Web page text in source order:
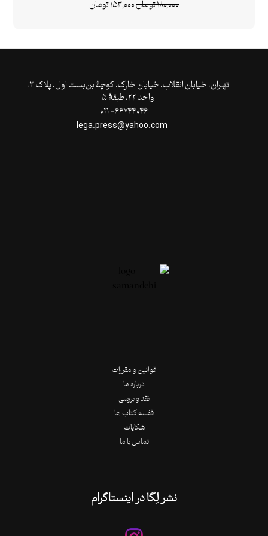
۱۸۰,۰۰۰تومان۱۵۳,۰۰۰تومان
تهـران،‌ خیابان انقلاب، خیابان خارک، کوچۀ بن‌بست اول، پلاک ۳،
واحد ۲۲، طبقۀ ۵
قوانین و مقررات
درباره ما
نقد و بررسی
قفسه کتاب ها
شکایات
تماس با ما
نشر لِگا در اینستاگرام